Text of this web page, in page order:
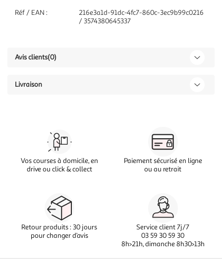
Réf / EAN :
216e3a1d-91dc-4fc7-860c-3ec9b99c0216
/ 3574380645337
Avis clients(0)
Livraison
Vos courses à domicile, en
drive ou click & collect
Paiement sécurisé en ligne
ou au retrait
Retour produits : 30 jours
pour changer d’avis
Service client 7j/7
03 59 30 59 30
8h>21h, dimanche 8h30>13h